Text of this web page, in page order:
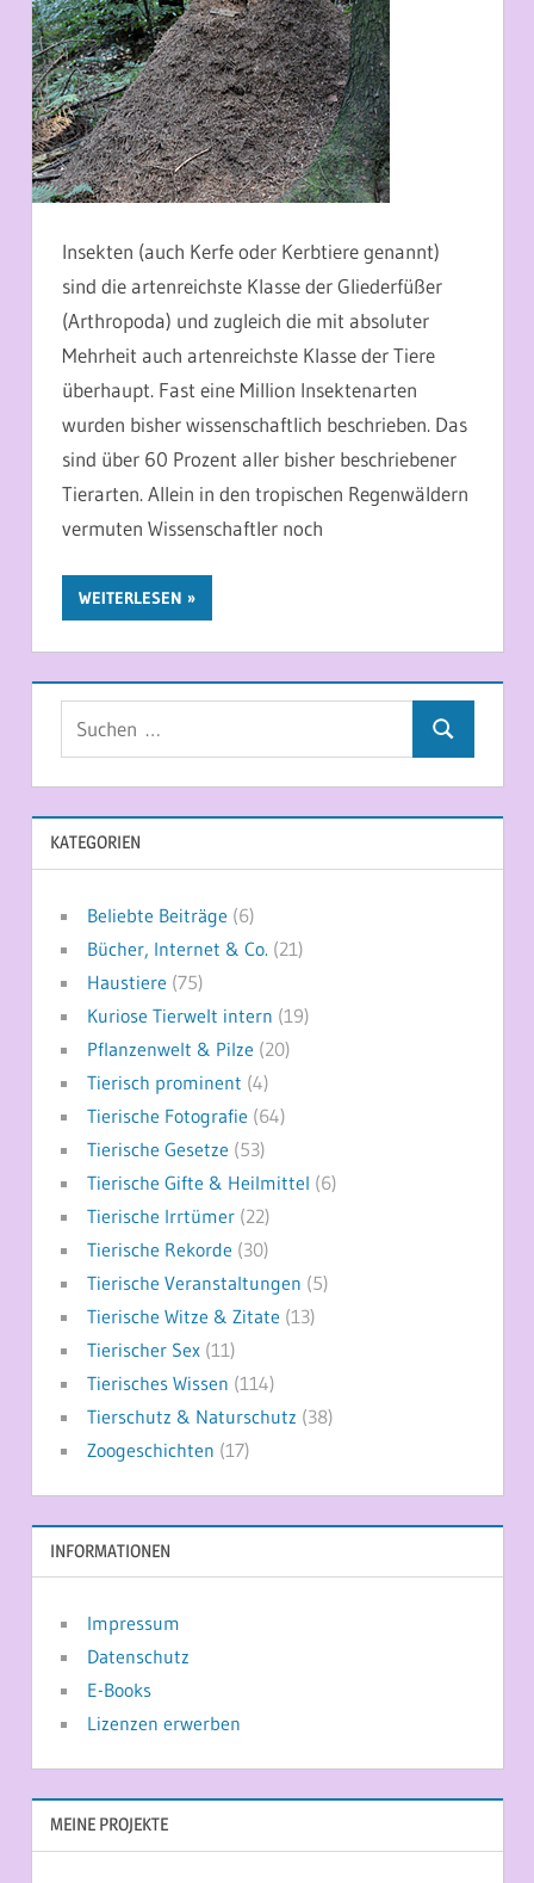
Insekten (auch Kerfe oder Kerbtiere genannt)
sind die artenreichste Klasse der Gliederfüßer
(Arthropoda) und zugleich die mit absoluter
Mehrheit auch artenreichste Klasse der Tiere
überhaupt. Fast eine Million Insektenarten
wurden bisher wissenschaftlich beschrieben. Das
sind über 60 Prozent aller bisher beschriebener
Tierarten. Allein in den tropischen Regenwäldern
vermuten Wissenschaftler noch
WEITERLESEN
Suchen
KATEGORIEN
Beliebte Beiträge (6)
Bücher, Internet & Co. (21)
Haustiere (75)
Kuriose Tierwelt intern (19)
Pflanzenwelt & Pilze (20)
Tierisch prominent (4)
Tierische Fotografie (64)
Tierische Gesetze (53)
Tierische Gifte & Heilmittel (6)
Tierische Irrtümer(22)
Tierische Rekorde (30)
Tierische Veranstaltungen (5)
Tierische Witze & Zitate (13)
Tierischer Sex(11)
Tierisches Wissen (114)
Tierschutz & Naturschutz (38)
Zoogeschichten (17)
INFORMATIONEN
Impressum
Datenschutz
E-Books
Lizenzen erwerben
MEINE PROJEKTE